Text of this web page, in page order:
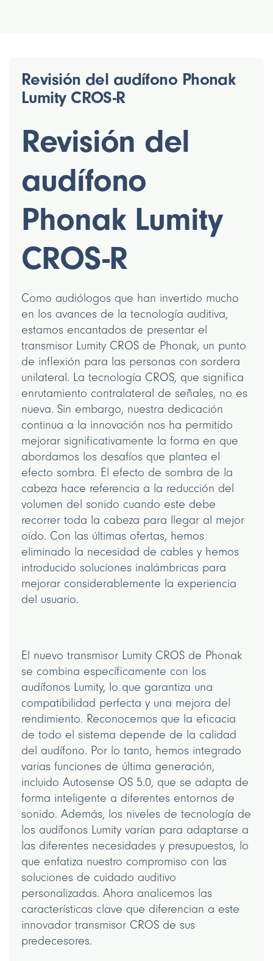
Revisión del audífono Phonak
Lumity CROS-R
Revisión del
audífono
Phonak Lumity
CROS-R
Como audiólogos que han invertido mucho
en los avances de la tecnología auditiva,
estamos encantados de presentar el
transmisor Lumity CROS de Phonak, un punto
de inflexión para las personas con sordera
unilateral. La tecnología CROS, que significa
enrutamiento contralateral de señales, no es
nueva. Sin embargo, nuestra dedicación
continua a la innovación nos ha permitido
mejorar significativamente la forma en que
abordamos los desafíos que plantea el
efecto sombra. El efecto de sombra de la
cabeza hace referencia a la reducción del
volumen del sonido cuando este debe
recorrer toda la cabeza para llegar al mejor
oído. Con las últimas ofertas, hemos
eliminado la necesidad de cables y hemos
introducido soluciones inalámbricas para
mejorar considerablemente la experiencia
del usuario.
El nuevo transmisor Lumity CROS de Phonak
se combina específicamente con los
audífonos Lumity, lo que garantiza una
compatibilidad perfecta y una mejora del
rendimiento. Reconocemos que la eficacia
de todo el sistema depende de la calidad
del audífono. Por lo tanto, hemos integrado
varias funciones de última generación,
incluido Autosense OS 5.0, que se adapta de
forma inteligente a diferentes entornos de
sonido. Además, los niveles de tecnología de
los audífonos Lumity varían para adaptarse a
las diferentes necesidades y presupuestos, lo
que enfatiza nuestro compromiso con las
soluciones de cuidado auditivo
personalizadas. Ahora analicemos las
características clave que diferencian a este
innovador transmisor CROS de sus
predecesores.